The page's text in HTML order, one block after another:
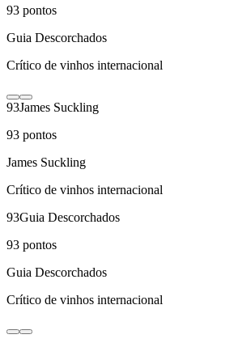
93 pontos
Guia Descorchados
Crítico de vinhos internacional
93James Suckling
93 pontos
James Suckling
Crítico de vinhos internacional
93Guia Descorchados
93 pontos
Guia Descorchados
Crítico de vinhos internacional